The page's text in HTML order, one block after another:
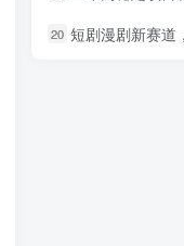
20 短剧漫剧新赛道，暴力掘金玩法7.0